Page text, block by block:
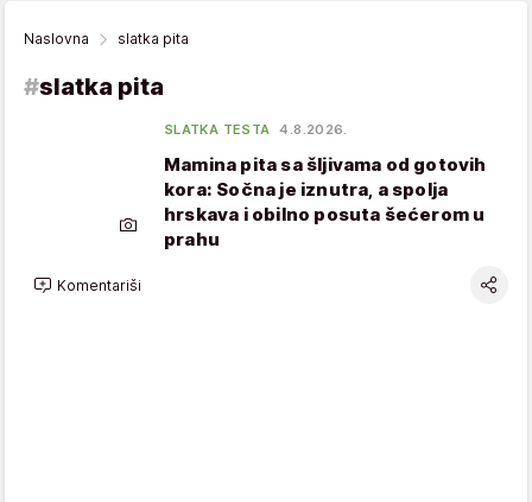
Naslovna slatka pita
#slatka pita
SLATKA TESTA 4.8.2026.
Mamina pita sa šljivama od gotovih
kora: Sočna je iznutra, a spolja
hrskava i obilno posuta šećerom u
prahu
Komentariši